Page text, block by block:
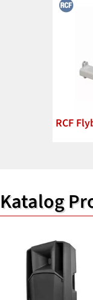
RCF
Katalog